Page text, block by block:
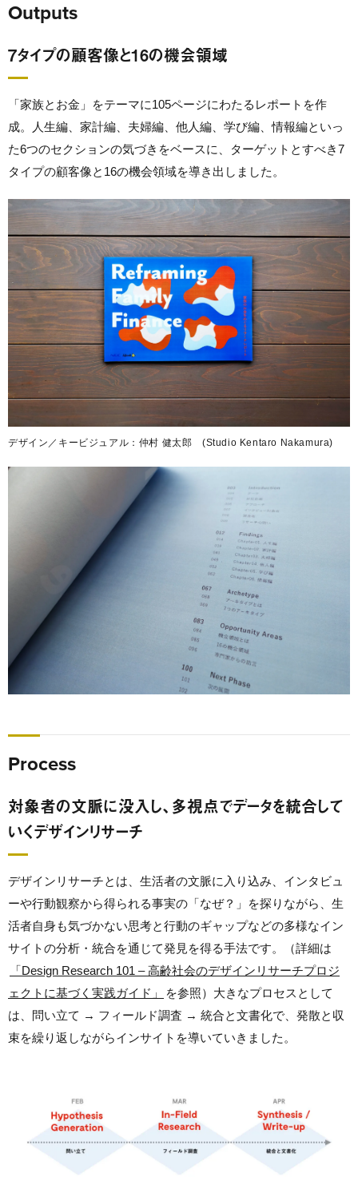
Outputs
7タイプの顧客像と16の機会領域
「家族とお金」をテーマに105ページにわたるレポートを作
成。人生編、家計編、夫婦編、他人編、学び編、情報編といっ
た6つのセクションの気づきをベースに、ターゲットとすべき7
タイプの顧客像と16の機会領域を導き出しました。
デザイン／キービジュアル：仲村 健太郎 (Studio Kentaro Nakamura)
Process
対象者の文脈に没入し、多視点でデータを統合して
いくデザインリサーチ
デザインリサーチとは、生活者の文脈に入り込み、インタビュ
ーや行動観察から得られる事実の「なぜ？」を探りながら、生
活者自身も気づかない思考と行動のギャップなどの多様なイン
サイトの分析・統合を通じて発見を得る手法です。（詳細は
「Design Research 101 – 高齢社会のデザインリサーチプロジ
ェクトに基づく実践ガイド」
を参照） 大きなプロセスとして
は、 問い立て → フィールド調査 → 統合と文書化で 、発散と収
束を繰り返しながらインサイトを導いていきました。